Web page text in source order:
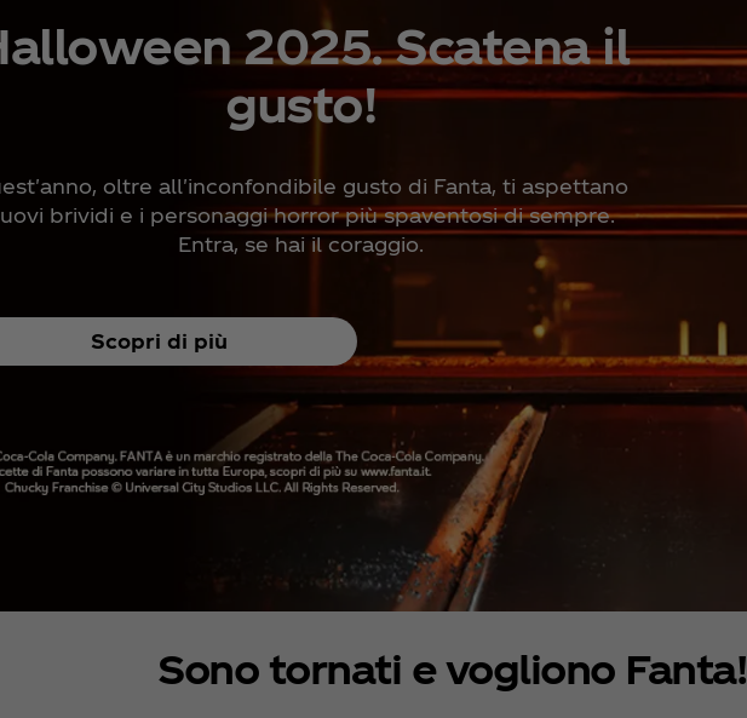
2025. Scatena il
gusto!
oltre all'inconfondibile gusto di Fanta, ti aspettano
brividi e i personaggi horror più spaventosi di sempre.
Entra, se hai il coraggio.
Scopri di più
Sono tornati e vogliono Fanta!